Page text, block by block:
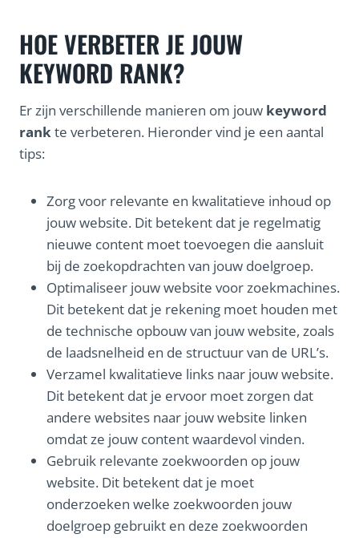
HOE VERBETER JE JOUW
KEYWORD RANK?
Er zijn verschillende manieren om jouw keyword
rankte verbeteren. Hieronder vind je een aantal
tips:
Zorg voor relevante en kwalitatieve inhoud op
jouw website. Dit betekent dat je regelmatig
nieuwe content moet toevoegen die aansluit
bij de zoekopdrachten van jouw doelgroep.
Optimaliseer jouw website voor zoekmachines.
Dit betekent dat je rekening moet houden met
de technische opbouw van jouw website, zoals
de laadsnelheid en de structuur van de URL’s.
Verzamel kwalitatieve links naar jouw website.
Dit betekent dat je ervoor moet zorgen dat
andere websites naar jouw website linken
omdat ze jouw content waardevol vinden.
Gebruik relevante zoekwoorden op jouw
website. Dit betekent dat je moet
onderzoeken welke zoekwoorden jouw
doelgroep gebruikt en deze zoekwoorden